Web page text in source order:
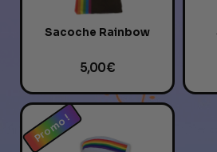
Sacoche Rainbow
5,00 €
Promo !